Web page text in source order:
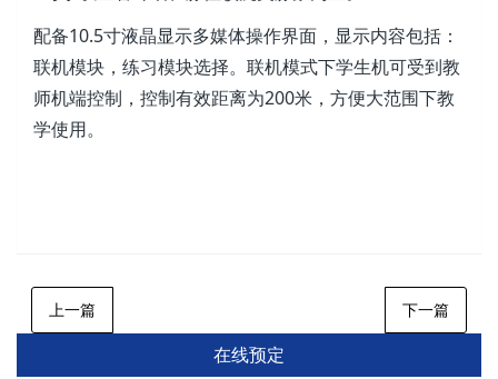
配备10.5寸液晶显示多媒体操作界面，显示内容包括：
联机模块，练习模块选择。联机模式下学生机可受到教
师机端控制，控制有效距离为200米，方便大范围下教
学使用。
上一篇 下一篇
在线预定